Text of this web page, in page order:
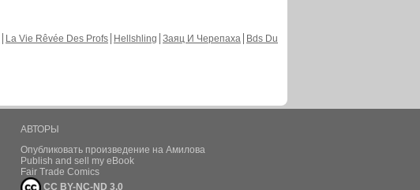
La Vie Rêvée Des Profs Hellshling Заяц И Черепаха
Bds Du
АВТОРЫ
Опубликовать произведение на Амилова
Publish and sell my eBook
Fair Trade Comics
CC BY-NC-ND 3.0